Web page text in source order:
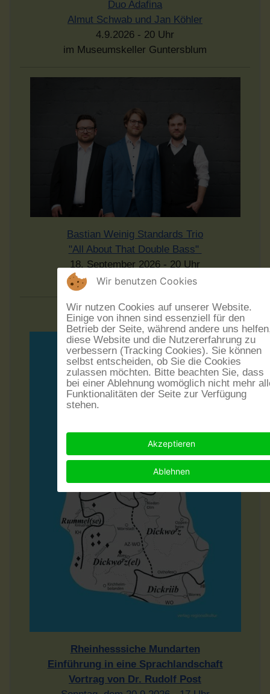
Duo Adafina
Almut Schwab und Jan Köhler
4.9.2026 - 20 Uhr
im Museumskeller Guntersblum
Bastian Weinig Standards Trio
"All About That Double Bass"
18. September 2026 - 20 Uhr
im Museumskeller Guntersblum
Rheinhesssiche Mundarten
Einführung in eine Sprachlandschaft
Vortrag von Dr. Rudolf Post
Wir benutzen Cookies
Wir nutzen Cookies auf unserer Website.
Einige von ihnen sind essenziell für den
Betrieb der Seite, während andere uns
diese Website und die Nutzererfahrung zu
verbessern (Tracking Cookies). Sie können
selbst entscheiden, ob Sie die Cookies
zulassen möchten. Bitte beachten Sie, dass
bei einer Ablehnung womöglich nicht mehr
Funktionalitäten der Seite zur Verfügung
stehen.
Akzeptieren
Ablehnen